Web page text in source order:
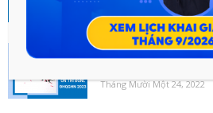
BÀI VIẾT NHIỀU NGƯỜI QUAN TÂM
Những sai lầm trong
Tháng Mười Một 24, 2022